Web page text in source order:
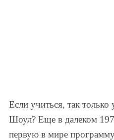
Если учиться, так
Шоул? Еще в далеком
первую в мире